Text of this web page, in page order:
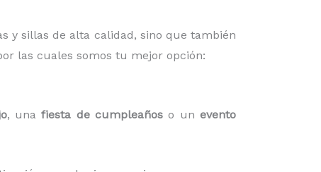
y sillas de alta calidad, sino que también
las cuales somos tu mejor opción:
, unafiesta de cumpleañoso unevento